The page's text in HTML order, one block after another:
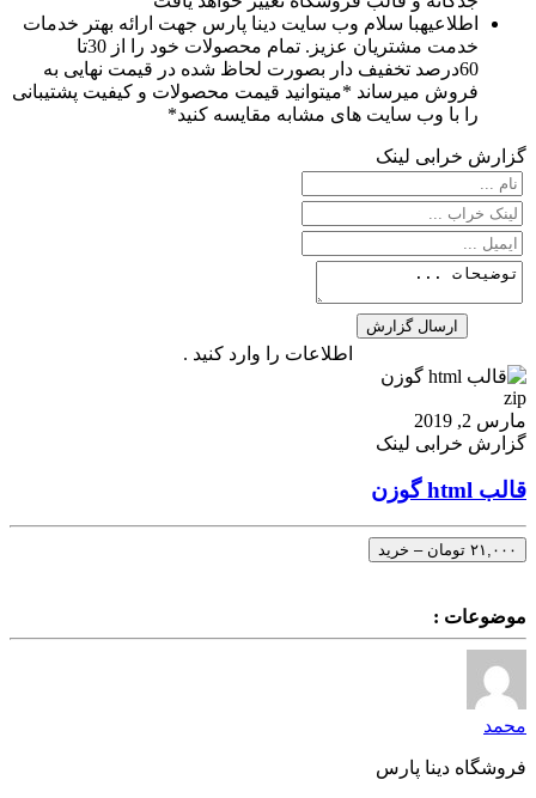
اطلاعیهبا سلام وب سایت دینا پارس جهت ارائه بهتر خدمات
خدمت مشتریان عزیز. تمام محصولات خود را از 30تا
60درصد تخفیف دار بصورت لحاظ شده در قیمت نهایی به
فروش میرساند *میتوانید قیمت محصولات و کیفیت پشتیبانی
را با وب سایت های مشابه مقایسه کنید*
گزارش خرابی لینک
اطلاعات را وارد کنید .
zip
مارس 2, 2019
گزارش خرابی لینک
قالب html گوزن
۲۱,۰۰۰ تومان – خرید
موضوعات :
محمد
فروشگاه دینا پارس